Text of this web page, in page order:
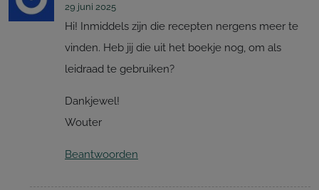
29 juni 2025
Hi! Inmiddels zijn die recepten nergens meer te
vinden. Heb jij die uit het boekje nog, om als
leidraad te gebruiken?
Dankjewel!
Wouter
Beantwoorden